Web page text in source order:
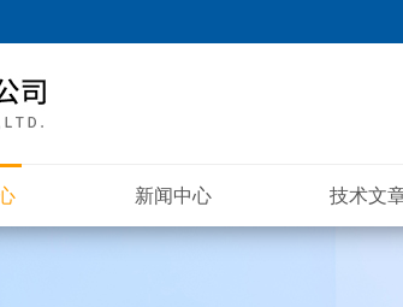
新闻中心 技术文